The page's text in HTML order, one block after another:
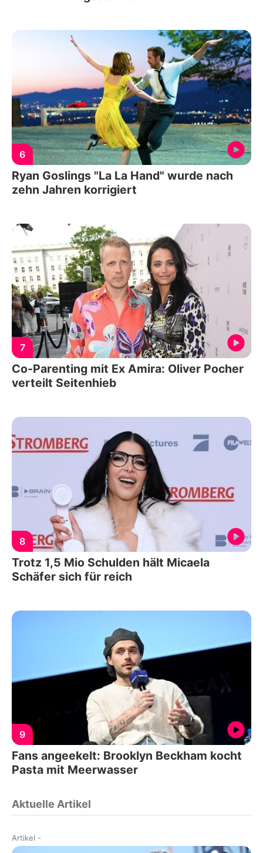
6
Ryan Goslings "La La Hand" wurde nach
zehn Jahren korrigiert
7
Co-Parenting mit Ex Amira: Oliver Pocher
verteilt Seitenhieb
8
Trotz 1,5 Mio Schulden hält Micaela
Schäfer sich für reich
9
Fans angeekelt: Brooklyn Beckham kocht
Pasta mit Meerwasser
Aktuelle Artikel
Artikel -